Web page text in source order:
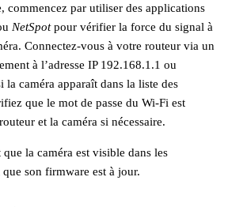
commencez par utiliser des applications
NetSpotpour vérifier la force du signal à
Connectez-vous à votre routeur via un
à l’adresse IP 192.168.1.1 ou
caméra apparaît dans la liste des
que le mot de passe du Wi-Fi est
et la caméra si nécessaire.
la caméra est visible dans les
son firmware est à jour.